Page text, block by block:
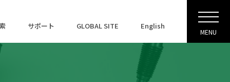
サポート GLOBAL SITE English
MENU